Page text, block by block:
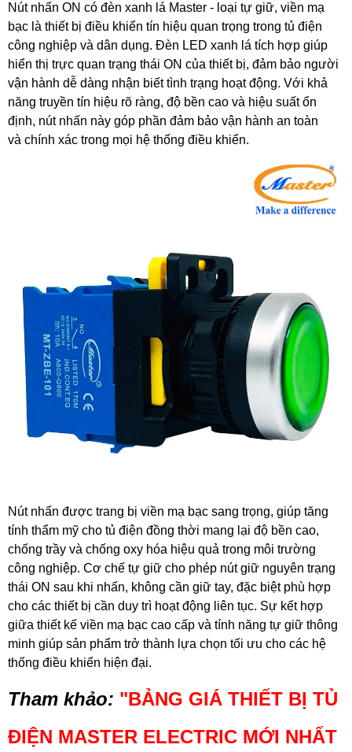
Nút nhấn ON có đèn xanh lá Master - loại tự giữ, viền mạ
bạc là thiết bị điều khiển tín hiệu quan trọng trong tủ điện
công nghiệp và dân dụng. Đèn LED xanh lá tích hợp giúp
hiển thị trực quan trạng thái ON của thiết bị, đảm bảo người
vận hành dễ dàng nhận biết tình trạng hoạt động. Với khả
năng truyền tín hiệu rõ ràng, độ bền cao và hiệu suất ổn
định, nút nhấn này góp phần đảm bảo vận hành an toàn
và chính xác trong mọi hệ thống điều khiển.
Nút nhấn được trang bị viền mạ bạc sang trọng, giúp tăng
tính thẩm mỹ cho tủ điện đồng thời mang lại độ bền cao,
chống trầy và chống oxy hóa hiệu quả trong môi trường
công nghiệp. Cơ chế tự giữ cho phép nút giữ nguyên trạng
thái ON sau khi nhấn, không cần giữ tay, đặc biệt phù hợp
cho các thiết bị cần duy trì hoạt động liên tục. Sự kết hợp
giữa thiết kế viền mạ bạc cao cấp và tính năng tự giữ thông
minh giúp sản phẩm trở thành lựa chọn tối ưu cho các hệ
thống điều khiển hiện đại.
Tham khảo: "BẢNG GIÁ THIẾT BỊ TỦ
ĐIỆN MASTER ELECTRIC MỚI NHẤT